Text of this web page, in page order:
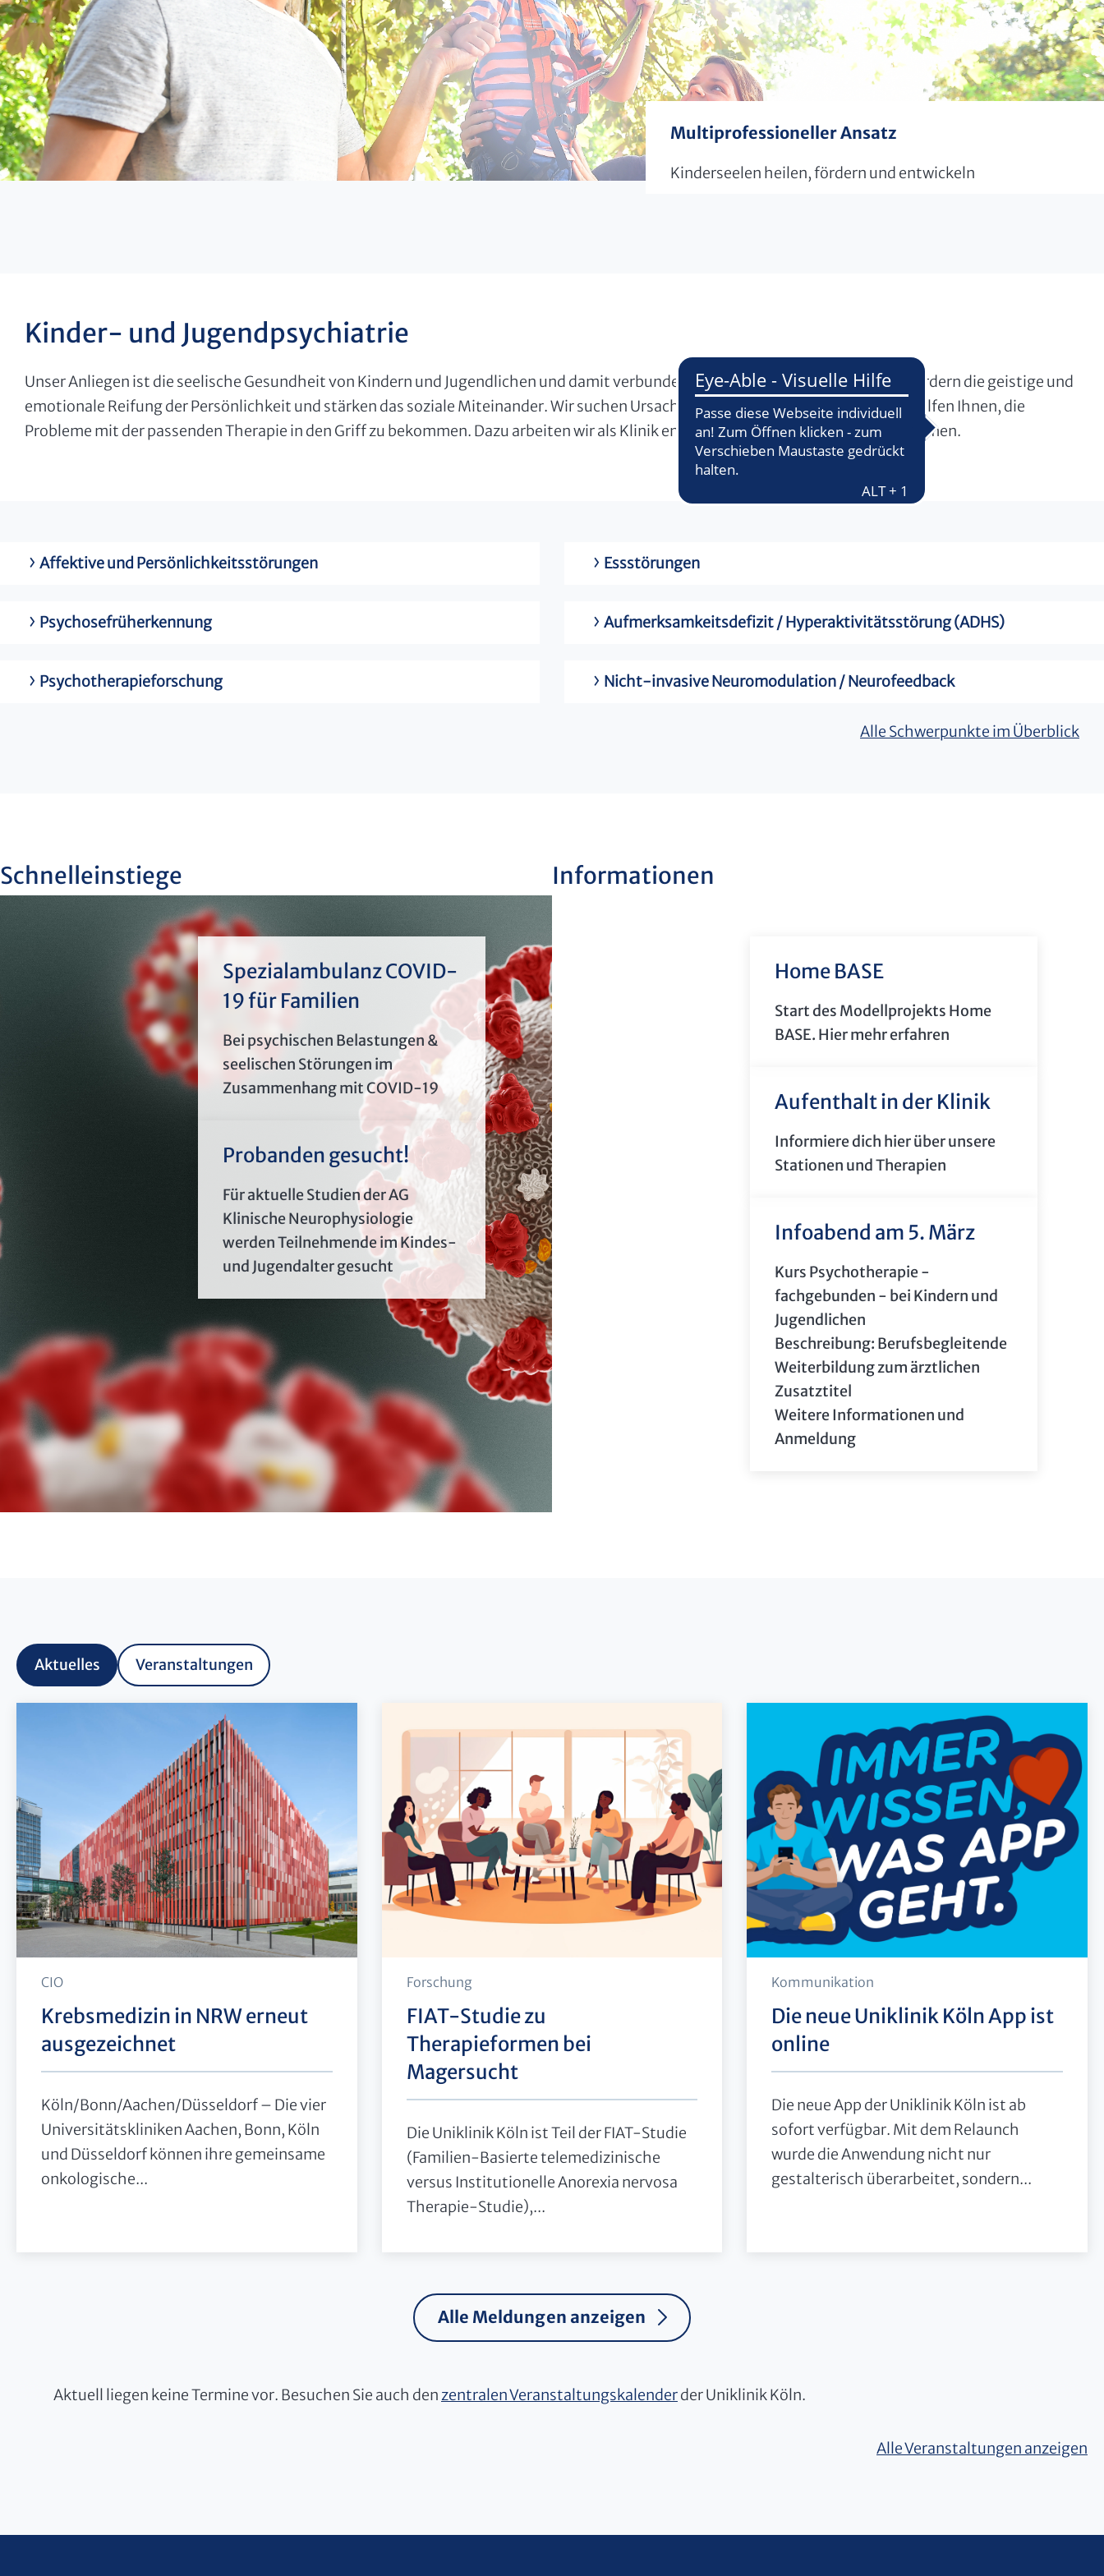
Multiprofessioneller Ansatz
Kinderseelen heilen, fördern und entwickeln
Kinder- und Jugendpsychiatrie
Unser Anliegen ist die seelische Gesundheit von Kindern und Jugendlichen und damit verbunden auch der gesamten Familie. Wir fördern die geistige und
emotionale Reifung der Persönlichkeit und stärken das soziale Miteinander. Wir suchen Ursachen für psychische Störungen und helfen Ihnen, die
Probleme mit der passenden Therapie in den Griff zu bekommen. Dazu arbeiten wir als Klinik eng mit Schule und Jugendhilfe zusammen.
Affektive und Persönlichkeitsstörungen Essstörungen
Psychosefrüherkennung Aufmerksamkeitsdefizit / Hyperaktivitätsstörung (ADHS)
Psychotherapieforschung Nicht-invasive Neuromodulation / Neurofeedback
Alle Schwerpunkte im Überblick
Schnelleinstiege
Spezialambulanz COVID-
19 für Familien
Bei psychischen Belastungen &
seelischen Störungen im
Zusammenhang mit COVID-19
Probanden gesucht!
Für aktuelle Studien der AG
Klinische Neurophysiologie
werden Teilnehmende im Kindes-
und Jugendalter gesucht
Informationen
Home BASE
Start des Modellprojekts Home
BASE. Hier mehr erfahren
Aufenthalt in der Klinik
Informiere dich hier über unsere
Stationen und Therapien
Infoabend am 5. März
Kurs Psychotherapie -
fachgebunden - bei Kindern und
Jugendlichen
Beschreibung: Berufsbegleitende
Weiterbildung zum ärztlichen
Zusatztitel
Weitere Informationen und
Anmeldung
Aktuelles Veranstaltungen
CIO
Krebsmedizin in NRW erneut
ausgezeichnet
Köln/Bonn/Aachen/Düsseldorf – Die vier
Universitätskliniken Aachen, Bonn, Köln
und Düsseldorf können ihre gemeinsame
onkologische...
Forschung
FIAT-Studie zu
Therapieformen bei
Magersucht
Die Uniklinik Köln ist Teil der FIAT-Studie
(Familien-Basierte telemedizinische
versus Institutionelle Anorexia nervosa
Therapie-Studie),...
Kommunikation
Die neue Uniklinik Köln App ist
online
Die neue App der Uniklinik Köln ist ab
sofort verfügbar. Mit dem Relaunch
wurde die Anwendung nicht nur
gestalterisch überarbeitet, sondern...
Alle Meldungen anzeigen
Aktuell liegen keine Termine vor. Besuchen Sie auch denzentralen Veranstaltungskalenderder Uniklinik Köln.
Alle Veranstaltungen anzeigen